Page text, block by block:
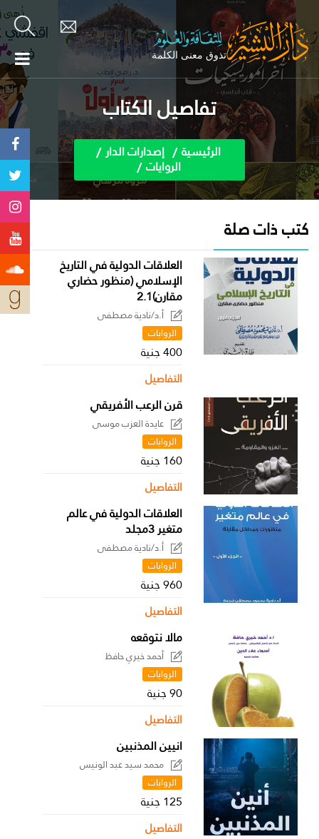
تفاصيل الكتاب
الرئيسية إصدارات الدار
الروايات
كتب ذات صلة
العلاقات الدولية في التاريخ
الإسلامي (منظور حضاري
مقارن)2.1
أ.د/نادية مصطفى
الروايات
400 جنية
التفاصيل
قرن الرعب الأفريقي
عايدة العزب موسى
الروايات
160 جنية
التفاصيل
العلاقات الدولية في عالم
متغير 3مجلد
أ.د/نادية مصطفى
الروايات
960 جنية
التفاصيل
مالا نتوقعه
أحمد خيري حافظ
الروايات
90 جنية
التفاصيل
انيين المذنبين
محمد سيد عبد الونيس
الروايات
125 جنية
التفاصيل